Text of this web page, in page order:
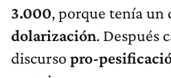
3.000, porque tenía un
dolarización. Después
discurso pro-